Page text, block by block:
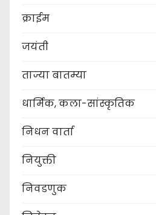
क्राईम
जयंती
ताज्या बातम्या
धार्मिक, कला-सांस्कृतिक
निधन वार्ता
नियुक्ती
निवडणुक